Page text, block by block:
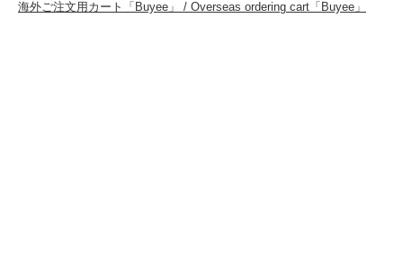
海外ご注文用カート「Buyee」 / Overseas ordering cart「Buyee」